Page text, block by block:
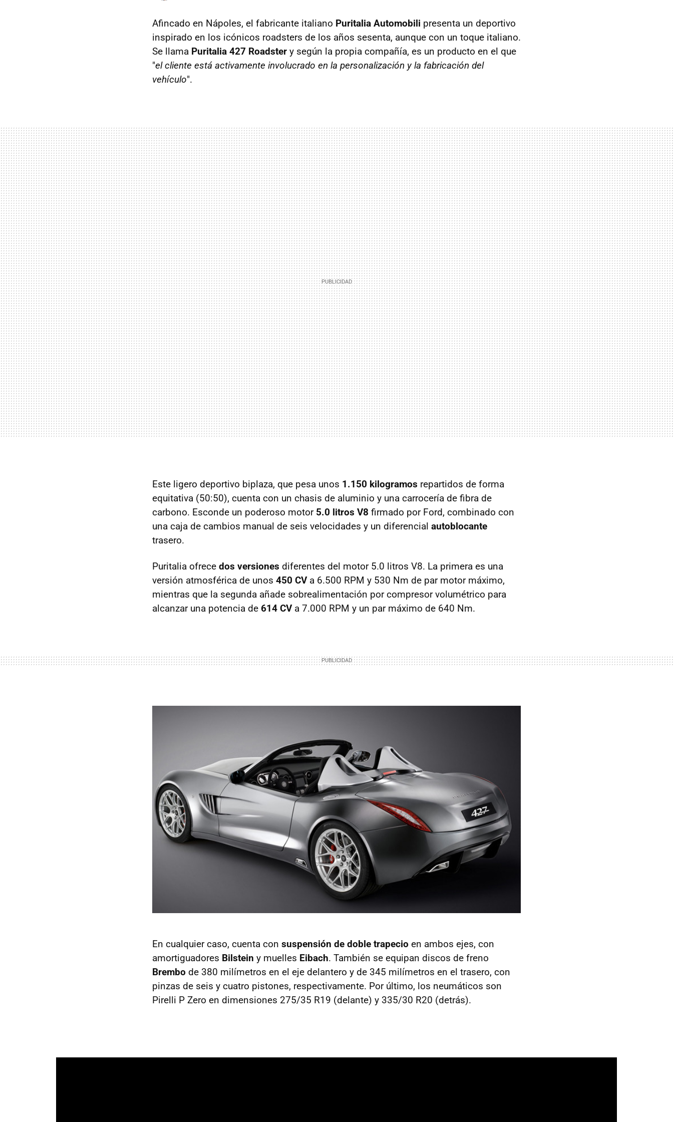
Afincado en Nápoles, el fabricante italiano Puritalia Automobili presenta un deportivo
inspirado en los icónicos roadsters de los años sesenta, aunque con un toque italiano.
Se llama Puritalia 427 Roadster y según la propia compañía, es un producto en el que
"el cliente está activamente involucrado en la personalización y la fabricación del
vehículo".
Este ligero deportivo biplaza, que pesa unos 1.150 kilogramos repartidos de forma
equitativa (50:50), cuenta con un chasis de aluminio y una carrocería de fibra de
carbono. Esconde un poderoso motor 5.0 litros V8 firmado por Ford, combinado con
una caja de cambios manual de seis velocidades y un diferencial autoblocante
trasero.
Puritalia ofrece dos versiones diferentes del motor 5.0 litros V8. La primera es una
versión atmosférica de unos 450 CVa 6.500 RPM y 530 Nm de par motor máximo,
mientras que la segunda añade sobrealimentación por compresor volumétrico para
alcanzar una potencia de 614 CVa 7.000 RPM y un par máximo de 640 Nm.
En cualquier caso, cuenta con suspensión de doble trapecio en ambos ejes, con
amortiguadores Bilstein y muelles Eibach. También se equipan discos de freno
Brembo de 380 milímetros en el eje delantero y de 345 milímetros en el trasero, con
pinzas de seis y cuatro pistones, respectivamente. Por último, los neumáticos son
Pirelli P Zero en dimensiones 275/35 R19 (delante) y 335/30 R20 (detrás).